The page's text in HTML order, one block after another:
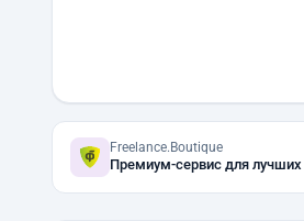
Freelance.Boutique
Премиум-сервис для лучших